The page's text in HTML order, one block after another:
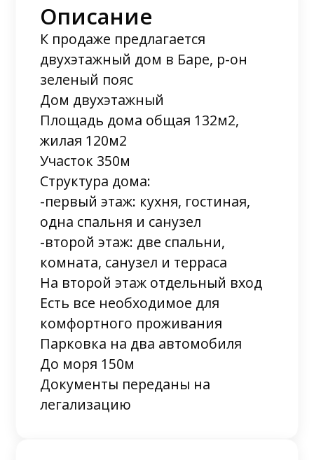
Описание
К продаже предлагается
двухэтажный дом в Баре, р-он
зеленый пояс
Дом двухэтажный
Площадь дома общая 132м2,
жилая 120м2
Участок 350м
Структура дома:
-первый этаж: кухня, гостиная,
одна спальня и санузел
-второй этаж: две спальни,
комната, санузел и терраса
На второй этаж отдельный вход
Есть все необходимое для
комфортного проживания
Парковка на два автомобиля
До моря 150м
Документы переданы на
легализацию